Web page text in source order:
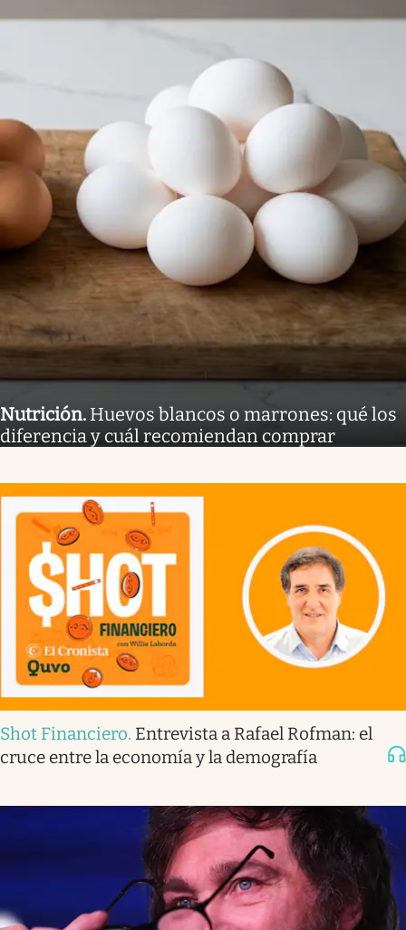
Nutrición. Huevos blancos o marrones: qué los
diferencia y cuál recomiendan comprar
Shot Financiero. Entrevista a Rafael Rofman: el
cruce entre la economía y la demografía